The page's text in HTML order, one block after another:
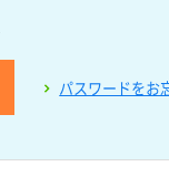
パスワードをお